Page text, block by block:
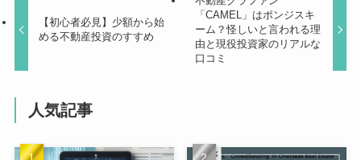
【初心者必見】少額から始
める不動産投資のすすめ
「CAMEL」はポンジスキ
ーム？怪しいと言われる理
由と現役投資家のリアルな
口コミ
人気記事